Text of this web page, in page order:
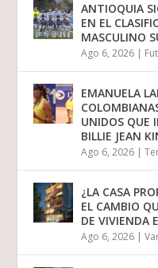
ANTIOQUIA
EN EL
MASCULINO
Ago 6, 2026 |
EMANUELA
UNIDOS QUE
BILLIE JEAN
Ago 6, 2026 |
¿LA CASA
EL CAMBIO
DE VIVIENDA
Ago 6, 2026 |